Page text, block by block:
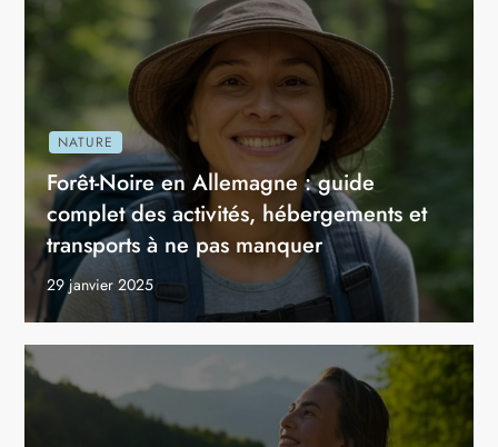
NATURE
Forêt-Noire en Allemagne : guide
complet des activités, hébergements et
transports à ne pas manquer
29 janvier 2025